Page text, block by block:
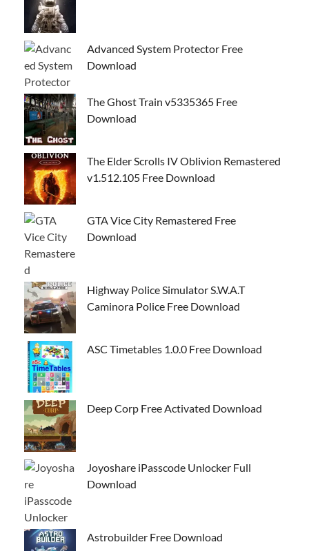
Advanced System Protector Free
Download
The Ghost Train v5335365 Free
Download
The Elder Scrolls IV Oblivion Remastered
v1.512.105 Free Download
GTA Vice City Remastered Free
Download
Highway Police Simulator S.W.A.T
Caminora Police Free Download
ASC Timetables 1.0.0 Free Download
Deep Corp Free Activated Download
Joyoshare iPasscode Unlocker Full
Download
Astrobuilder Free Download